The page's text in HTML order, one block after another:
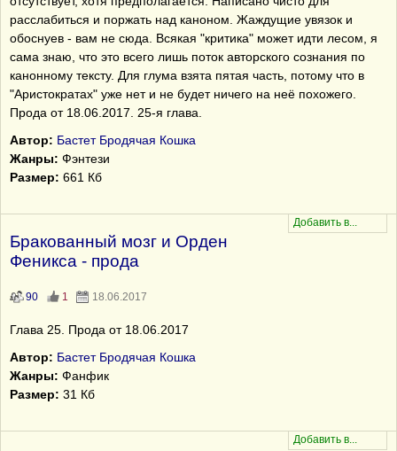
расслабиться и поржать над каноном. Жаждущие увязок и
обоснуев - вам не сюда. Всякая "критика" может идти лесом, я
сама знаю, что это всего лишь поток авторского сознания по
канонному тексту. Для глума взята пятая часть, потому что в
"Аристократах" уже нет и не будет ничего на неё похожего.
Прода от 18.06.2017. 25-я глава.
Автор: Бастет Бродячая Кошка
Жанры: Фэнтези
Размер: 661 Кб
Бракованный мозг и Орден
Феникса - прода
90 1 18.06.2017
Глава 25. Прода от 18.06.2017
Автор: Бастет Бродячая Кошка
Жанры: Фанфик
Размер: 31 Кб